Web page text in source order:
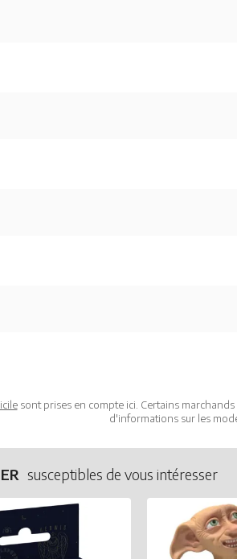
sont prises en compte ici. Certains
d'informations sur les
susceptibles de vous intéresser